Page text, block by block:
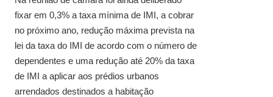
fixar em 0,3% a taxa mínima de IMI, a cobrar
no próximo ano, redução máxima prevista na
lei da taxa do IMI de acordo com o número de
dependentes e uma redução até 20% da taxa
de IMI a aplicar aos prédios urbanos
arrendados destinados a habitação